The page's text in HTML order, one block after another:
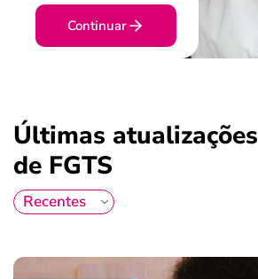
Continuar
Últimas atualizações
de FGTS